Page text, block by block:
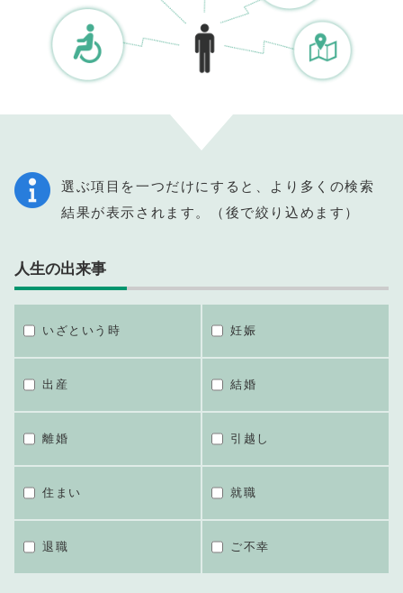
選ぶ項目を一つだけにすると、より多くの検索
結果が表示されます。（後で絞り込めます）
人生の出来事
いざという時 妊娠
出産 結婚
離婚 引越し
住まい 就職
退職 ご不幸